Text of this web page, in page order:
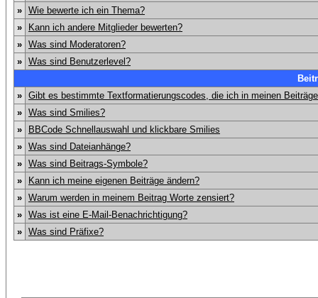
» Wie bewerte ich ein Thema?
»
Kann ich andere Mitglieder bewerten?
» Was sind Moderatoren?
» Was sind Benutzerlevel?
» Gibt es bestimmte Textformatierungscodes, die ich in meinen
» Was sind Smilies?
»
BBCode Schnellauswahl und klickbare Smilies
» Was sind Dateianhänge?
» Was sind Beitrags-Symbole?
»
Kann ich meine eigenen Beiträge ändern?
» Warum werden in meinem Beitrag Worte zensiert?
» Was ist eine E-Mail-Benachrichtigung?
» Was sind Präfixe?